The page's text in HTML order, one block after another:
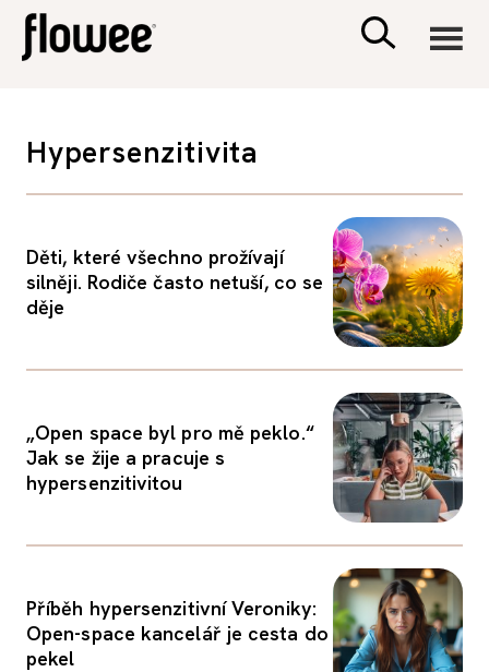
PSYCHOLOGIE
PORADNA
Hypersenzitivita
Děti, které všechno prožívají
silněji. Rodiče často netuší, co se
děje
„Open space byl pro mě peklo.“
Jak se žije a pracuje s
hypersenzitivitou
Příběh hypersenzitivní Veroniky:
Open-space kancelář je cesta do
pekel